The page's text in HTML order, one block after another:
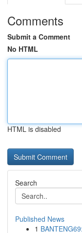
Comments
Submit a Comment
No HTML
HTML is disabled
Search
Published News
1